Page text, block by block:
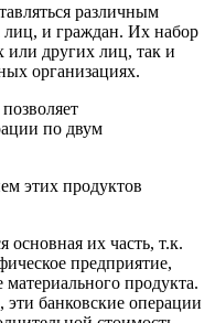
различным
и граждан. Их набор
или других лиц, так и
организациях.
по двум
этих продуктов
их часть, т.к.
предприятие,
продукта.
банковские операции